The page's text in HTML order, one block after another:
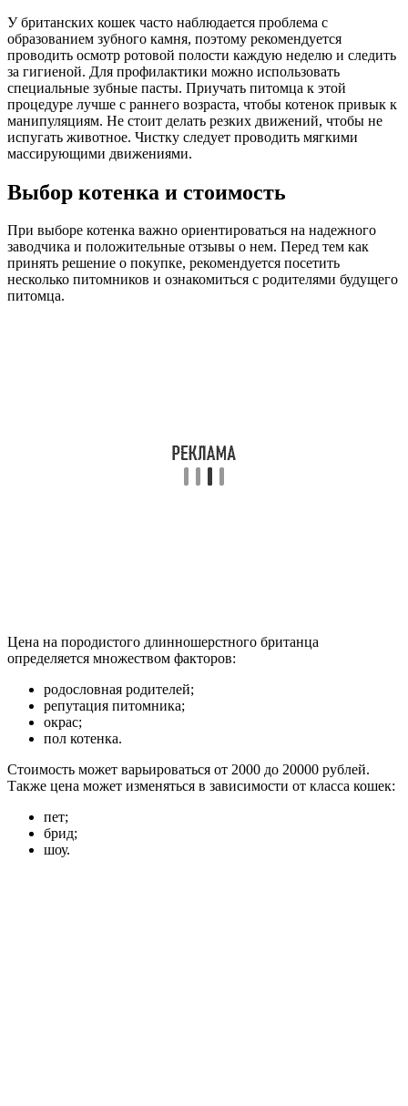
У британских кошек часто наблюдается проблема с
образованием зубного камня, поэтому рекомендуется
проводить осмотр ротовой полости каждую неделю и следить
за гигиеной. Для профилактики можно использовать
специальные зубные пасты. Приучать питомца к этой
процедуре лучше с раннего возраста, чтобы котенок привык к
манипуляциям. Не стоит делать резких движений, чтобы не
испугать животное. Чистку следует проводить мягкими
массирующими движениями.
Выбор котенка и стоимость
При выборе котенка важно ориентироваться на надежного
заводчика и положительные отзывы о нем. Перед тем как
принять решение о покупке, рекомендуется посетить
несколько питомников и ознакомиться с родителями будущего
питомца.
Цена на породистого длинношерстного британца
определяется множеством факторов:
родословная родителей;
репутация питомника;
окрас;
пол котенка.
Стоимость может варьироваться от 2000 до 20000 рублей.
Также цена может изменяться в зависимости от класса кошек:
пет;
брид;
шоу.